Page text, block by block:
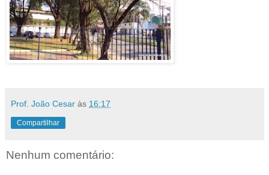
Prof. João Cesar às 16:17
Compartilhar
Nenhum comentário: